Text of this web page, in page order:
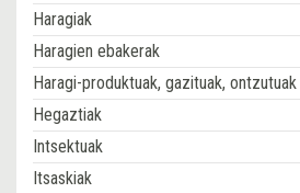
Haragiak
Haragien ebakerak
Haragi-produktuak, gazituak,
Hegaztiak
Intsektuak
Itsaskiak